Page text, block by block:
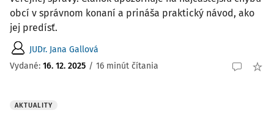
obcí v správnom konaní a prináša praktický návod, ako
jej predísť.
JUDr. Jana Gallová
Vydané: 16. 12. 2025 / 16 minút čítania
AKTUALITY